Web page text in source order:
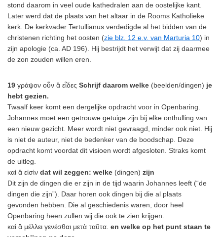
stond daarom in veel oude kathedralen aan de oostelijke kant.
Later werd dat de plaats van het altaar in de Rooms Katholieke
kerk. De kerkvader Tertullianus verdedigde al het bidden van de
christenen richting het oosten (zie blz. 12 e.v. van Marturia 10) in
zijn apologie (ca. AD 196). Hij bestrijdt het verwijt dat zij daarmee
de zon zouden willen eren.
19 γράψον οὖν ἃ εἶδες Schrijf daarom welke (beelden/dingen) je
hebt gezien.
Twaalf keer komt een dergelijke opdracht voor in Openbaring.
Johannes moet een getrouwe getuige zijn bij elke onthulling van
een nieuw gezicht. Meer wordt niet gevraagd, minder ook niet. Hij
is niet de auteur, niet de bedenker van de boodschap. Deze
opdracht komt voordat dit visioen wordt afgesloten. Straks komt
de uitleg.
καὶ ἃ εἰσὶν dat wil zeggen: welke (dingen) zijn
Dit zijn de dingen die er zijn in de tijd waarin Johannes leeft (“de
dingen die zijn”). Daar horen ook dingen bij die al plaats
gevonden hebben. Die al geschiedenis waren, door heel
Openbaring heen zullen wij die ook te zien krijgen.
καὶ ἃ μέλλει γενέσθαι μετὰ ταῦτα. en welke op het punt staan te